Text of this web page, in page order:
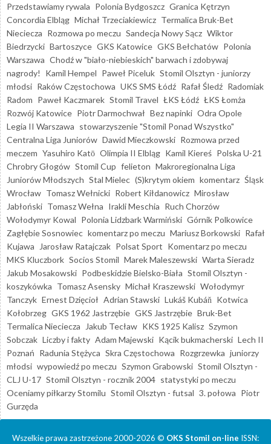
Przedstawiamy rywala Polonia Bydgoszcz Granica Kętrzyn
Concordia Elbląg Michał Trzeciakiewicz Termalica Bruk-Bet
Nieciecza Rozmowa po meczu Sandecja Nowy Sącz Wiktor
Biedrzycki Bartoszyce GKS Katowice GKS Bełchatów Polonia
Warszawa Chodź w "biało-niebieskich" barwach i zdobywaj
nagrody!
Kamil Hempel Paweł Piceluk Stomil Olsztyn - juniorzy
młodsi Raków Częstochowa UKS SMS Łódź Rafał Śledź Radomiak
Radom Paweł Kaczmarek Stomil Travel ŁKS Łódź ŁKS Łomża
Rozwój Katowice Piotr Darmochwał Bez napinki Odra Opole
Legia II Warszawa stowarzyszenie "Stomil Ponad Wszystko"
Centralna Liga Juniorów Dawid Mieczkowski Rozmowa przed
meczem Yasuhiro Katō Olimpia II Elbląg Kamil Kiereś Polska U-21
Chrobry Głogów Stomil Cup felieton Makroregionalna Liga
Juniorów Młodszych Stal Mielec (S)krytym okiem komentarz Śląsk
Wrocław Tomasz Wełnicki Robert Kiłdanowicz Mirosław
Jabłoński Tomasz Wełna Irakli Meschia Ruch Chorzów
Wołodymyr Kowal Polonia Lidzbark Warmiński Górnik Polkowice
Zagłębie Sosnowiec komentarz po meczu Mariusz Borkowski Rafał
Kujawa
Jarosław Ratajczak Polsat Sport Komentarz po meczu
MKS Kluczbork Socios Stomil Marek Maleszewski Warta Sieradz
Jakub Mosakowski Podbeskidzie Bielsko-Biała Stomil Olsztyn -
koszykówka Tomasz Asensky Michał Kraszewski Wołodymyr
Tanczyk Ernest Dzięcioł Adrian Stawski Lukáš Kubáň Kotwica
Kołobrzeg GKS 1962 Jastrzębie GKS Jastrzębie Bruk-Bet
Termalica Nieciecza
Jakub Tecław KKS 1925 Kalisz Szymon
Sobczak Liczby i fakty Adam Majewski Kącik bukmacherski Lech II
Poznań Radunia Stężyca Skra Częstochowa Rozgrzewka juniorzy
młodsi wypowiedź po meczu Szymon Grabowski Stomil Olsztyn -
CLJ U-17 Stomil Olsztyn - rocznik 2004 statystyki po meczu
Oceniamy piłkarzy Stomilu Stomil Olsztyn - futsal 3. połowa Piotr
Gurzęda
Wszelkie prawa zastrzeżone 2000-2026 © OKS Stomil on-line ISSN: